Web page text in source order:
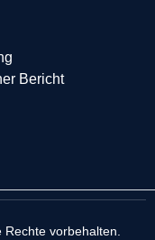
Bericht
vorbehalten.